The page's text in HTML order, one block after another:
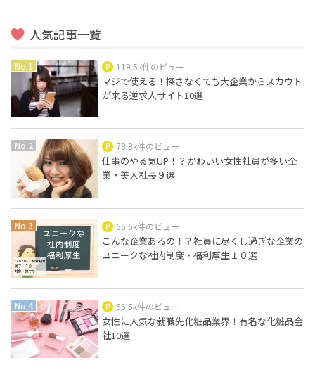
人気記事一覧
119.5k件のビュー
マジで使える！探さなくても大企業からスカウト
が来る逆求人サイト10選
78.8k件のビュー
仕事のやる気UP！？かわいい女性社員が多い企
業・美人社長９選
65.6k件のビュー
こんな企業あるの！？社員に尽くし過ぎな企業の
ユニークな社内制度・福利厚生１０選
56.5k件のビュー
女性に人気な就職先化粧品業界！有名な化粧品会
社10選